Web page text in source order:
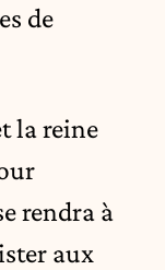
de
la reine
rendra à
aux